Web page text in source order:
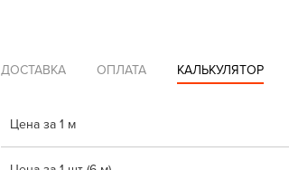
ДОСТАВКА ОПЛАТА КАЛЬКУЛЯТОР
Цена за 1 м